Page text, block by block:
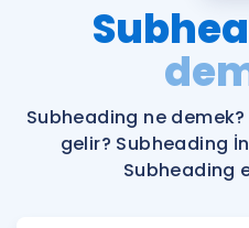
Şifremi
Katılımcı Görüşleri
Faydalı Araçlar
Ücretsiz Kaynaklar
Subheading ne
gelir? Subheading
Subheading